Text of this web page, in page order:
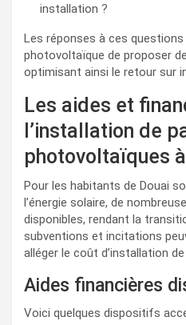
installation ?
Les réponses à ces
photovoltaïque de proposer
optimisant ainsi le retour sur
Les aides et
l’installation de
photovoltaïques
Pour les habitants de Douai
l’énergie solaire, de
disponibles, rendant la
subventions et incitations
alléger le coût d’installation
Aides financières
Voici quelques dispositifs